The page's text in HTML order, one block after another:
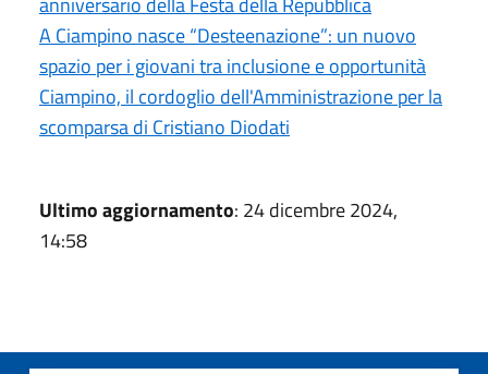
A Ciampino nasce “Desteenazione”: un nuovo
spazio per i giovani tra inclusione e opportunità
Ciampino, il cordoglio dell'Amministrazione per la
scomparsa di Cristiano Diodati
Ultimo aggiornamento: 24 dicembre 2024,
14:58